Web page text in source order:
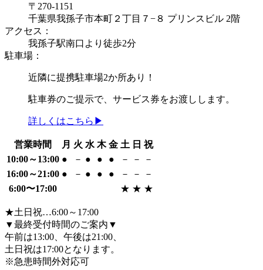
〒270-1151
千葉県我孫子市本町２丁目７−８ プリンスビル 2階
アクセス：
我孫子駅南口より徒歩2分
駐車場：
近隣に提携駐車場2か所あり！
駐車券のご提示で、サービス券をお渡しします。
詳しくはこちら▶
営業時間 月 火 水 木 金 土 日 祝
10:00～13:00 ● － ● ● ● － －
－
16:00～21:00 ● － ● ● ● － －
－
6:00〜17:00
★ ★ ★
★土日祝…6:00～17:00
▼最終受付時間のご案内▼
午前は13:00、午後は21:00、
土日祝は17:00となります。
※急患時間外対応可